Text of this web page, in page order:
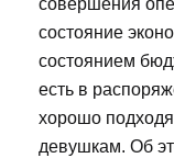
совершения
состояние
состоянием
есть в
хорошо
девушкам. Об